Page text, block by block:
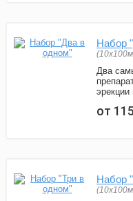
Набор
Два
от
Набор